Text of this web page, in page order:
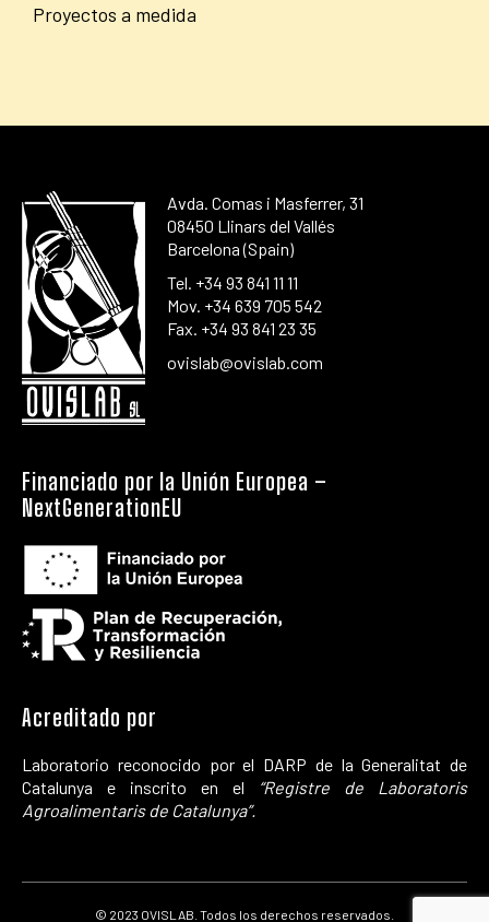
Proyectos a medida
Avda. Comas i Masferrer, 31
08450 Llinars del Vallés
Barcelona (Spain)
Tel. +34 93 841 11 11
Mov. +34 639 705 542
Fax. +34 93 841 23 35
ovislab@ovislab.com
Financiado por la Unión Europea –
NextGenerationEU
Acreditado por
Laboratorio reconocido por el DARP de la Generalitat de
Catalunya e inscrito en el
“Registre de Laboratoris
Agroalimentaris de Catalunya”.
© 2023 OVISLAB. Todos los derechos reservados.